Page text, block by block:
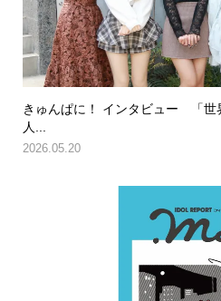
きゅんぱに！ インタビュー 「世
人...
2026.05.20